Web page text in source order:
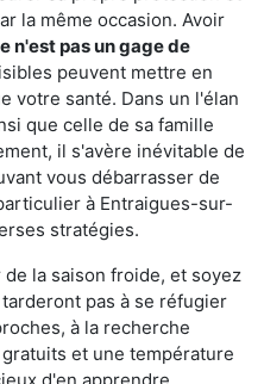
la même occasion. Avoir
n'est pas un gage de
peuvent mettre en
votre santé. Dans un l'élan
que celle de sa famille
il s'avère inévitable de
vous débarrasser de
à Entraigues-sur-
stratégies.
la saison froide, et soyez
pas à se réfugier
à la recherche
et une température